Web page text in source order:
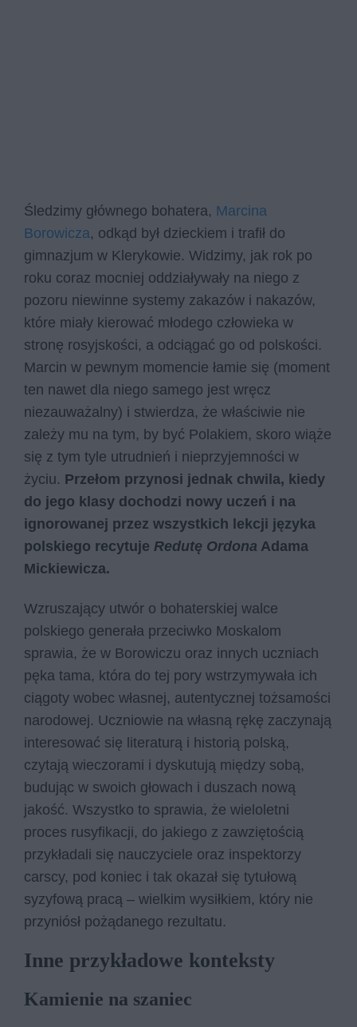
Śledzimy głównego bohatera, Marcina
Borowicza, odkąd był dzieckiem i trafił do
gimnazjum w Klerykowie. Widzimy, jak rok po
roku coraz mocniej oddziaływały na niego z
pozoru niewinne systemy zakazów i nakazów,
które miały kierować młodego człowieka w
stronę rosyjskości, a odciągać go od polskości.
Marcin w pewnym momencie łamie się (moment
ten nawet dla niego samego jest wręcz
niezauważalny) i stwierdza, że właściwie nie
zależy mu na tym, by być Polakiem, skoro wiąże
się z tym tyle utrudnień i nieprzyjemności w
życiu. Przełom przynosi jednak chwila, kiedy
do jego klasy dochodzi nowy uczeń i na
ignorowanej przez wszystkich lekcji języka
polskiego recytuje Redutę Ordona Adama
Mickiewicza.
Wzruszający utwór o bohaterskiej walce
polskiego generała przeciwko Moskalom
sprawia, że w Borowiczu oraz innych uczniach
pęka tama, która do tej pory wstrzymywała ich
ciągoty wobec własnej, autentycznej tożsamości
narodowej. Uczniowie na własną rękę zaczynają
interesować się literaturą i historią polską,
czytają wieczorami i dyskutują między sobą,
budując w swoich głowach i duszach nową
jakość. Wszystko to sprawia, że wieloletni
proces rusyfikacji, do jakiego z zawziętością
przykładali się nauczyciele oraz inspektorzy
carscy, pod koniec i tak okazał się tytułową
syzyfową pracą – wielkim wysiłkiem, który nie
przyniósł pożądanego rezultatu.
Inne przykładowe konteksty
Kamienie na szaniec